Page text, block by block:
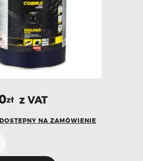
zł z VAT
NA ZAMÓWIENIE